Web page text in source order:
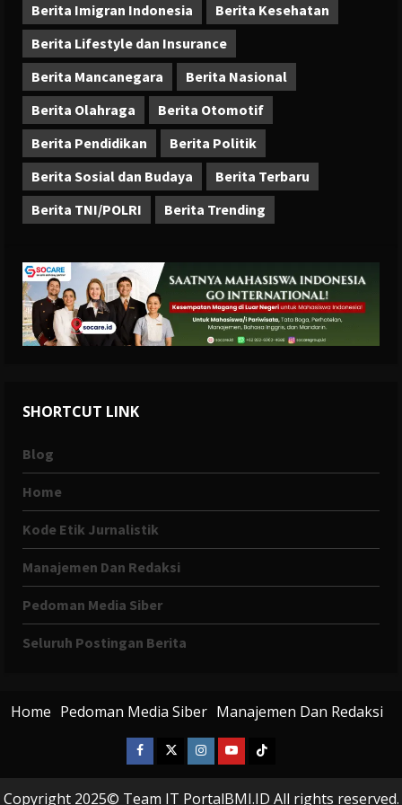
Berita Imigran Indonesia
Berita Kesehatan
Berita Lifestyle dan Insurance
Berita Mancanegara
Berita Nasional
Berita Olahraga
Berita Otomotif
Berita Pendidikan
Berita Politik
Berita Sosial dan Budaya
Berita Terbaru
Berita TNI/POLRI
Berita Trending
SHORTCUT LINK
Blog
Home
Kode Etik Jurnalistik
Manajemen Dan Redaksi
Pedoman Media Siber
Seluruh Postingan Berita
Home Pedoman Media Siber Manajemen Dan Redaksi
Facebook
X
Instagram
YoutubeTiktok
Copyright 2025© Team IT PortalBMI.ID All rights reserved.